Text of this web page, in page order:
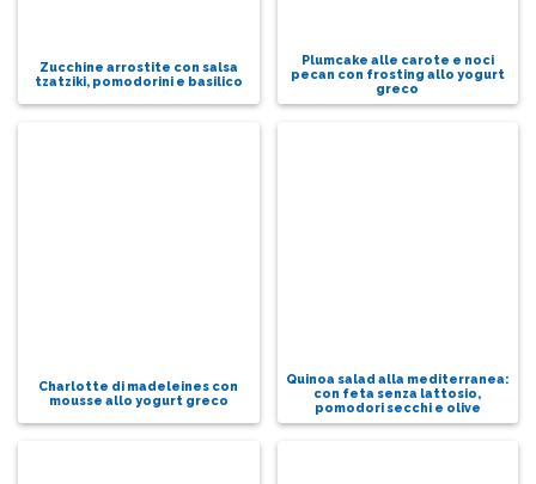
Zucchine arrostite con salsa
tzatziki, pomodorini e basilico
Plumcake alle carote e noci
pecan con frosting allo yogurt
greco
Charlotte di madeleines con
mousse allo yogurt greco
Quinoa salad alla mediterranea:
con feta senza lattosio,
pomodori secchi e olive